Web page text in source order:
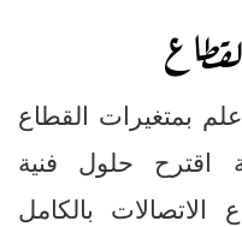
بمتغيرات القطاع
اقترح حلول فنية
بالكامل